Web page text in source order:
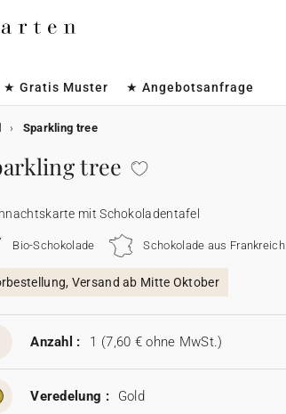
★ Gratis Muster ★ Angebotsanfrage
Sparkling tree
tree
mit Schokoladentafel
Bio-Schokolade Schokolade aus Frankreich
Versand ab Mitte Oktober
Anzahl : 1 (7,60 € ohne MwSt.)
Veredelung : Gold